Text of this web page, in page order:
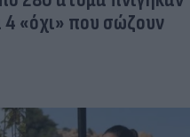
«όχι» που σώζουν